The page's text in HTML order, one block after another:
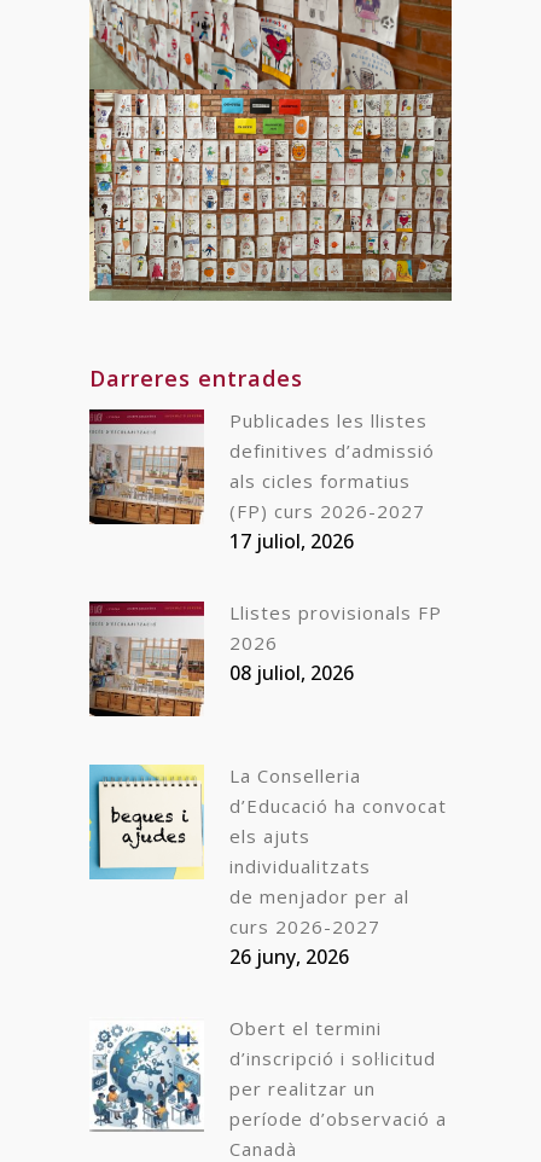
Darreres entrades
Publicades les llistes
definitives d’admissió
als cicles formatius
(FP) curs 2026-2027
17 juliol, 2026
Llistes provisionals FP
2026
08 juliol, 2026
La Conselleria
d’Educació ha convocat
els ajuts
individualitzats
de menjador per al
curs 2026-2027
26 juny, 2026
Obert el termini
d’inscripció i sol·licitud
per realitzar un
període d’observació a
Canadà